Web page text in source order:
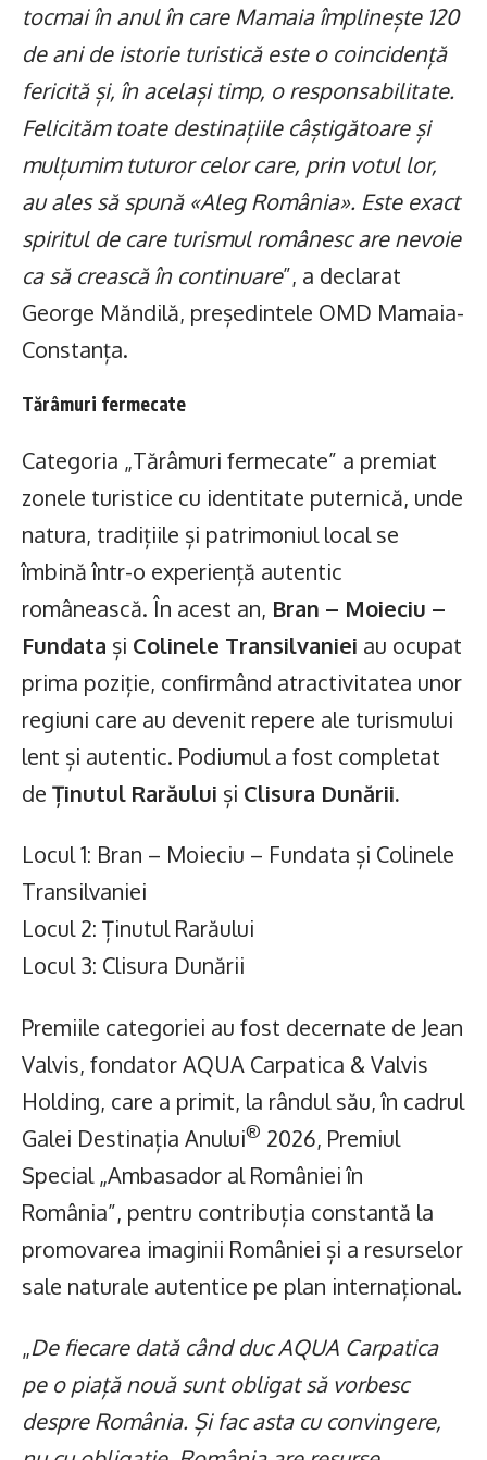
tocmai în anul în care Mamaia împlinește 120
de ani de istorie turistică este o coincidență
fericită și, în același timp, o responsabilitate.
Felicităm toate destinațiile câștigătoare și
mulțumim tuturor celor care, prin votul lor,
au ales să spună «Aleg România». Este exact
spiritul de care turismul românesc are nevoie
ca să crească în continuare”, a declarat
George Măndilă, președintele OMD Mamaia-
Constanța.
Tărâmuri fermecate
Categoria „Tărâmuri fermecate” a premiat
zonele turistice cu identitate puternică, unde
natura, tradițiile și patrimoniul local se
îmbină într-o experiență autentic
românească. În acest an, Bran – Moieciu –
Fundata și Colinele Transilvaniei au ocupat
prima poziție, confirmând atractivitatea unor
regiuni care au devenit repere ale turismului
lent și autentic. Podiumul a fost completat
de Ținutul Rarăului și Clisura Dunării.
Locul 1: Bran – Moieciu – Fundata și Colinele
Transilvaniei
Locul 2: Ținutul Rarăului
Locul 3: Clisura Dunării
Premiile categoriei au fost decernate de Jean
Valvis, fondator AQUA Carpatica & Valvis
Holding, care a primit, la rândul său, în cadrul
Galei Destinația Anului® 2026, Premiul
Special „Ambasador al României în
România”, pentru contribuția constantă la
promovarea imaginii României și a resurselor
sale naturale autentice pe plan internațional.
„De fiecare dată când duc AQUA Carpatica
pe o piață nouă sunt obligat să vorbesc
despre România. Și fac asta cu convingere,